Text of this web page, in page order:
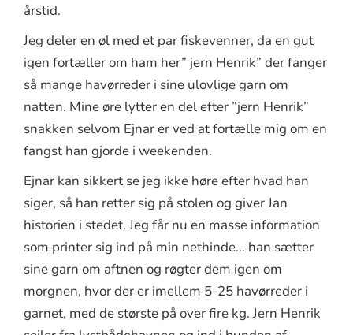
årstid.
Jeg deler en øl med et par fiskevenner, da en gut
igen fortæller om ham her” jern Henrik” der fanger
så mange havørreder i sine ulovlige garn om
natten. Mine øre lytter en del efter ”jern Henrik”
snakken selvom Ejnar er ved at fortælle mig om en
fangst han gjorde i weekenden.
Ejnar kan sikkert se jeg ikke høre efter hvad han
siger, så han retter sig på stolen og giver Jan
historien i stedet. Jeg får nu en masse information
som printer sig ind på min nethinde… han sætter
sine garn om aftnen og røgter dem igen om
morgnen, hvor der er imellem 5-25 havørreder i
garnet, med de største på over fire kg. Jern Henrik